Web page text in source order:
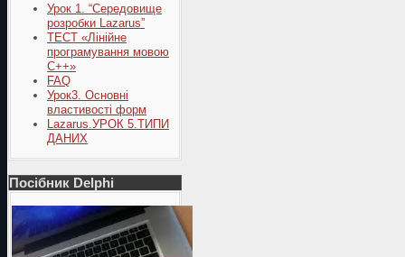
Урок 1. “Середовище
розробки Lazarus”
ТЕСТ «Лінійне
програмування мовою
С++»
FAQ
Урок3. Основні
властивості форм
Lazarus.УРОК 5.ТИПИ
ДАНИХ
Посібник Delphi